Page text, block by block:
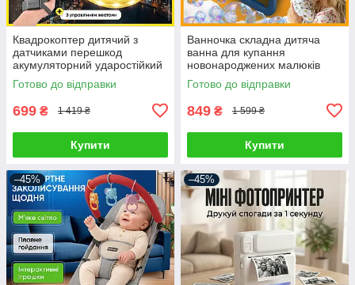
Квадрокоптер дитячий з
датчиками перешкод
акумуляторний ударостійкий
дрон керований жестами
управління браслетом
Готово до відправки
699 ₴ 1 419 ₴
Купити
Ванночка складна дитяча
ванна для купання
новонароджених малюків
дітей з термометром
електронним датчиком
Готово до відправки
849 ₴ 1 599 ₴
Купити
–45% –45%